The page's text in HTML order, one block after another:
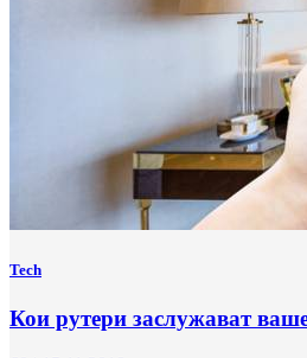
Tech
Кои рутери заслужават